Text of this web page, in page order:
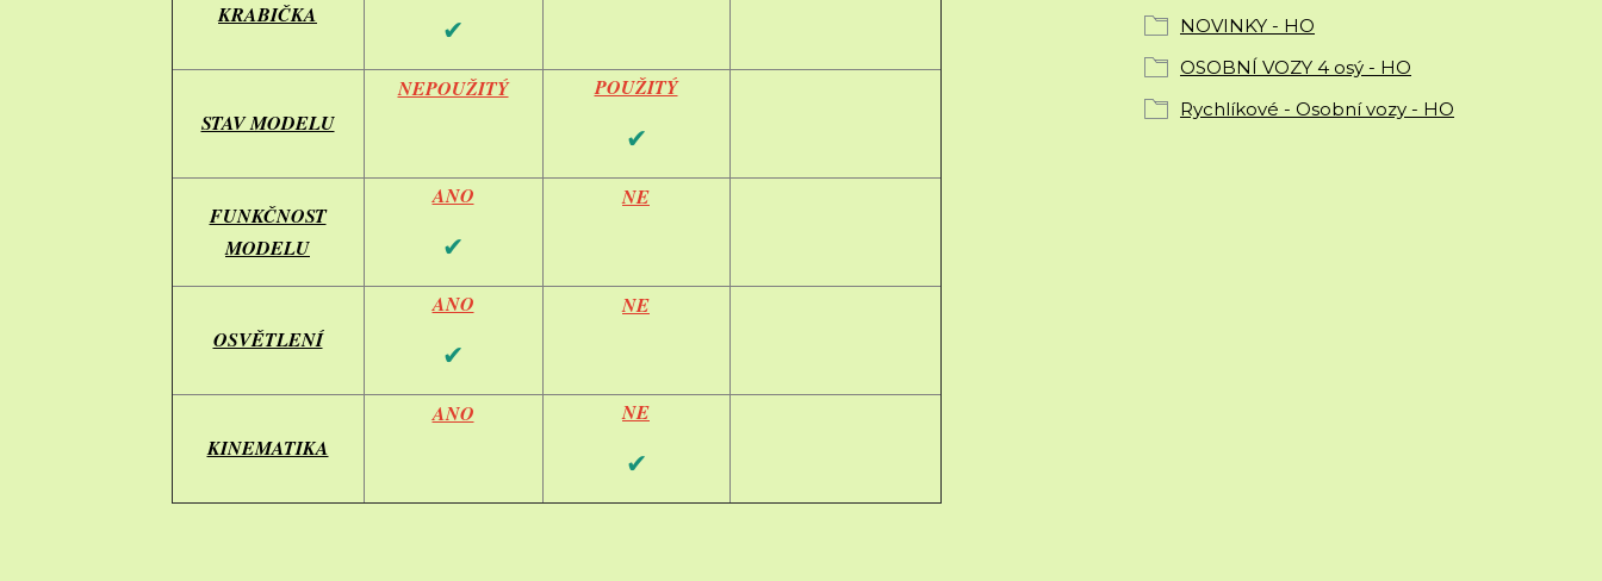
KRABIČKA ✔
STAV MODELU
NEPOUŽITÝ POUŽITÝ
✔
FUNKČNOST
MODELU
ANO
✔
NE
OSVĚTLENÍ
ANO
✔
NE
KINEMATIKA
ANO NE
✔
NOVINKY - HO
OSOBNÍ VOZY 4 osý - HO
Rychlíkové - Osobní vozy - HO